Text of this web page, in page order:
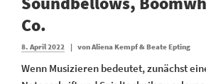
Co.
Veröffentlicht
8. April 2022 | vonAliena Kempf & Beate Epting
Wenn Musizieren bedeutet, zunächst